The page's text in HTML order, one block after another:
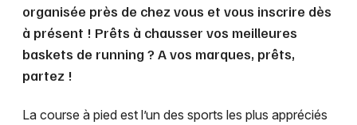
organisée près de chez vous et vous inscrire dès
à présent ! Prêts à chausser vos meilleures
baskets de running ? A vos marques, prêts,
partez !
La course à pied est l’un des sports les plus appréciés